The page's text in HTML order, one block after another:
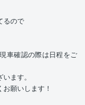
るので
車確認の際は日程をご
ます。
願いします！